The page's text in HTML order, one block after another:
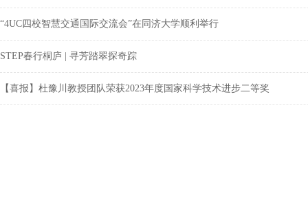
“4UC四校智慧交通国际交流会”在同济大学顺利举行
STEP春行桐庐 | 寻芳踏翠探奇踪
【喜报】杜豫川教授团队荣获2023年度国家科学技术进步二等奖